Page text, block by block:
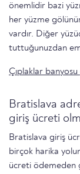
önemlidir bazi
her yüzme
vardır. Diğer
tuttuğunuzdan
Çıplaklar
Bratislava
giriş ücreti
Bratislava giriş
birçok harika
ücreti ödemeden